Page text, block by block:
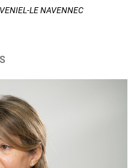
LE NAVENNEC